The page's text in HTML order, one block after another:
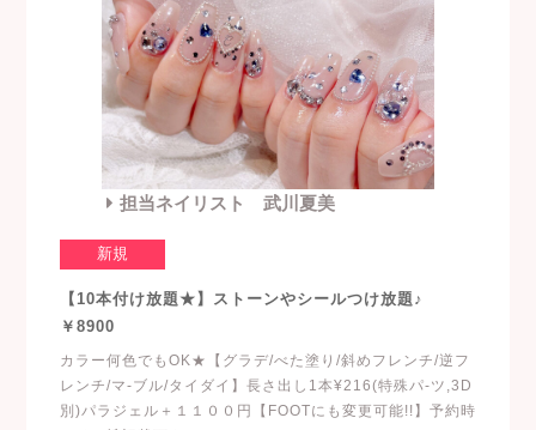
担当ネイリスト 武川夏美
新規
【10本付け放題★】ストーンやシールつけ放題♪
￥8900
カラー何色でもOK★【グラデ/べた塗り/斜めフレンチ/逆フ
レンチ/マ-ブル/タイダイ】長さ出し1本¥216(特殊パ-ツ,3D
別)パラジェル＋１１００円【FOOTにも変更可能!!】予約時